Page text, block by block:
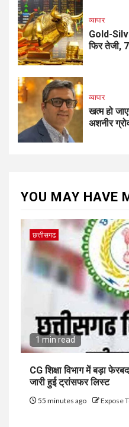
व्यापार
Gold-
फिर तेजी,
व्यापार
खत्म हो
अशनीर
YOU MAY HAVE
छत्तीसगढ
1 min read
CG शिक्षा विभाग में बड़ा
जारी हुई ट्रांसफर लिस्ट
55 minutes ago Expose